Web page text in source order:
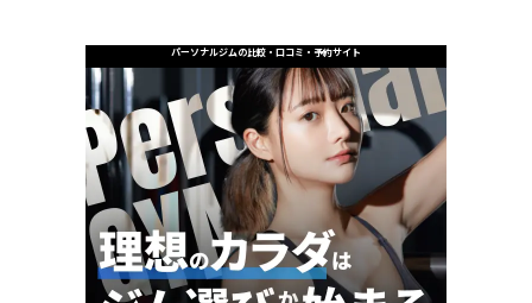
パーソナルジムの比較・口コミ・予約サイト